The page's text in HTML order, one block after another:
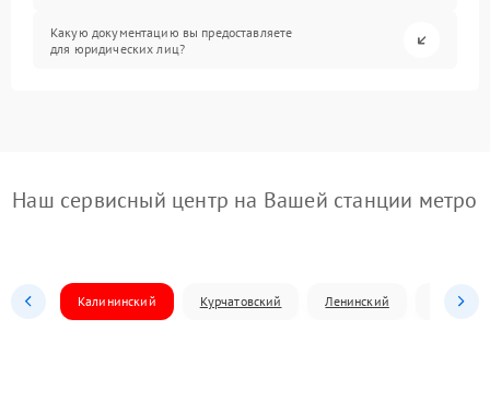
Какую документацию вы предоставляете
для юридических лиц?
Наш сервисный центр на Вашей станции метро
Калининский Курчатовский Ленинский